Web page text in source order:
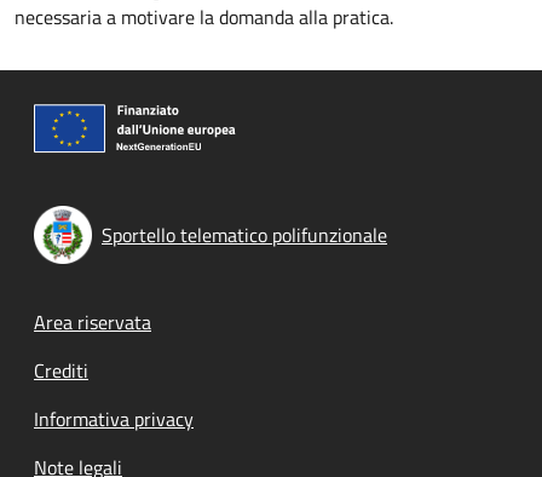
necessaria a motivare la domanda alla pratica.
Sportello telematico polifunzionale
Footer menu
Area riservata
Crediti
Informativa privacy
Note legali